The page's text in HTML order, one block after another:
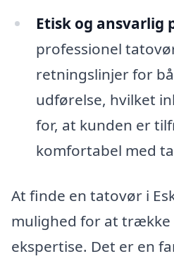
Etisk og ansvarlig
professionel
retningslinjer for
udførelse, hvilket
for, at kunden er
komfortabel med
At finde en tatovør i
mulighed for at trække
ekspertise. Det er en